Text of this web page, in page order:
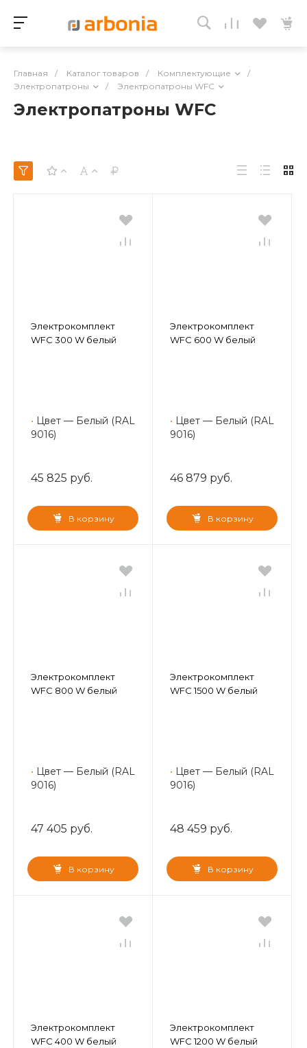
Главная / Каталог товаров / Комплектующие
/
Электропатроны
/ Электропатроны WFC
Электропатроны WFC
Электрокомплект
WFC 300 W белый
• Цвет — Белый (RAL
9016)
45 825 руб.
В корзину
Электрокомплект
WFC 600 W белый
• Цвет — Белый (RAL
9016)
46 879 руб.
В корзину
Электрокомплект
WFC 800 W белый
• Цвет — Белый (RAL
9016)
47 405 руб.
В корзину
Электрокомплект
WFC 1500 W белый
• Цвет — Белый (RAL
9016)
48 459 руб.
В корзину
Электрокомплект
WFC 400 W белый
Электрокомплект
WFC 1200 W белый